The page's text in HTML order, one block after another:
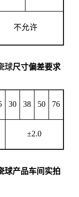
不允许
球尺寸偏差要求
30 38 50 76
±2.0
球产品车间实拍